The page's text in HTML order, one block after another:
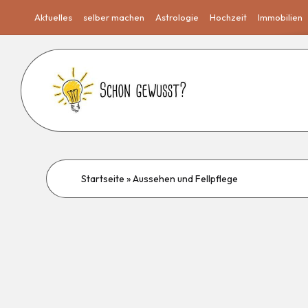
Aktuelles selber machen Astrologie Hochzeit Immobilien
Startseite »Aussehen und Fellpflege